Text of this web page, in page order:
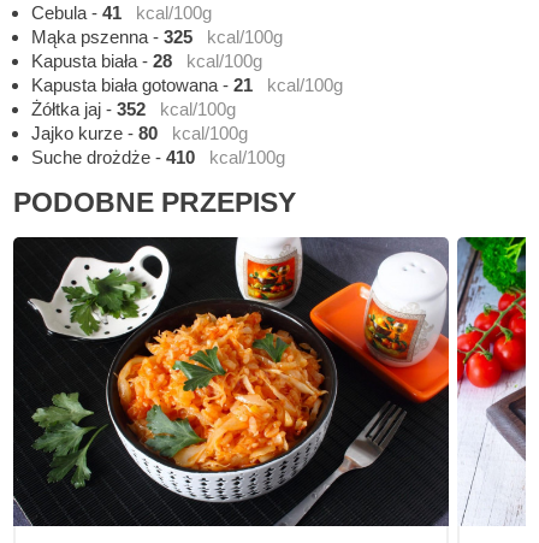
Cebula -41
kcal/100g
Mąka pszenna -325
kcal/100g
Kapusta biała -28
kcal/100g
Kapusta biała gotowana -21
kcal/100g
Żółtka jaj -352
kcal/100g
Jajko kurze -80
kcal/100g
Suche drożdże -410 kcal/100g
PODOBNE PRZEPISY